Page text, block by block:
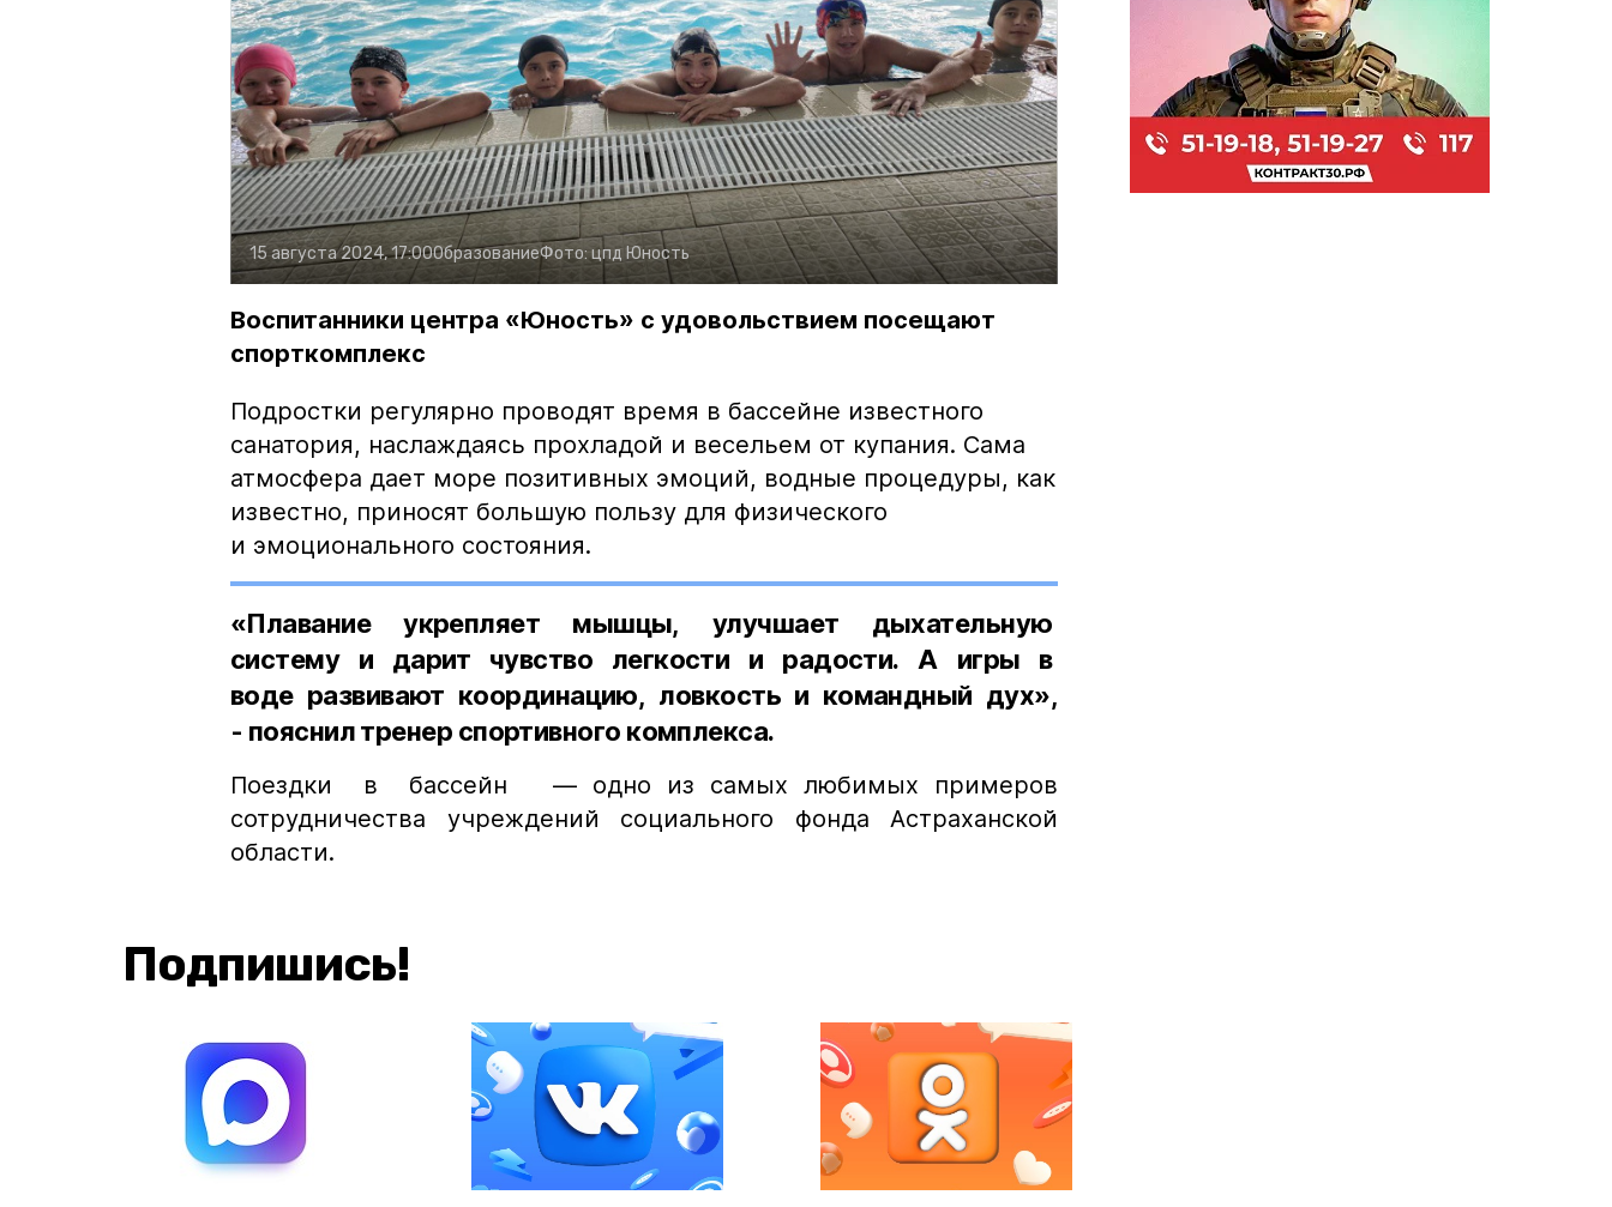
15 августа 2024, 17:00ОбразованиеФото:цпд Юность
Воспитанники центра «Юность» с удовольствием посещают
спорткомплекс
Подростки регулярно проводят время в бассейне известного
санатория, наслаждаясь прохладой и весельем от купания. Сама
атмосфера дает море позитивных эмоций, водные процедуры, как
известно, приносят большую пользу для физического
и эмоционального состояния.
«Плавание укрепляет мышцы, улучшает дыхательную
систему и дарит чувство легкости и радости. А игры в
воде развивают координацию, ловкость и командный дух»,
- пояснил тренер спортивного комплекса.
Поездки в бассейн — одно из самых любимых примеров
сотрудничества учреждений социального фонда Астраханской
области.
Подпишись!